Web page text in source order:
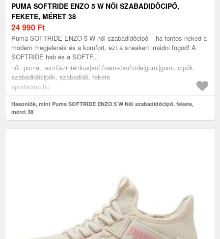
PUMA SOFTRIDE ENZO 5 W NŐI SZABADIDŐCIPŐ,
FEKETE, MÉRET 38
24 990 Ft
Puma SOFTRIDE ENZO 5 W női szabadidőcipő – ha fontos neked a
modern megjelenés és a komfort, ezt a sneakert imádni fogod! A
SOFTRIDE hab és a SOFTF...
női, puma, textil/szintetikus|softfoam+/softride|gumi|gumi, cipők,
szabadidőcipők, szabadidő, fekete
sportisimo.hu
Hasonlók, mint Puma SOFTRIDE ENZO 5 W Női szabadidőcipő, fekete,
méret 38